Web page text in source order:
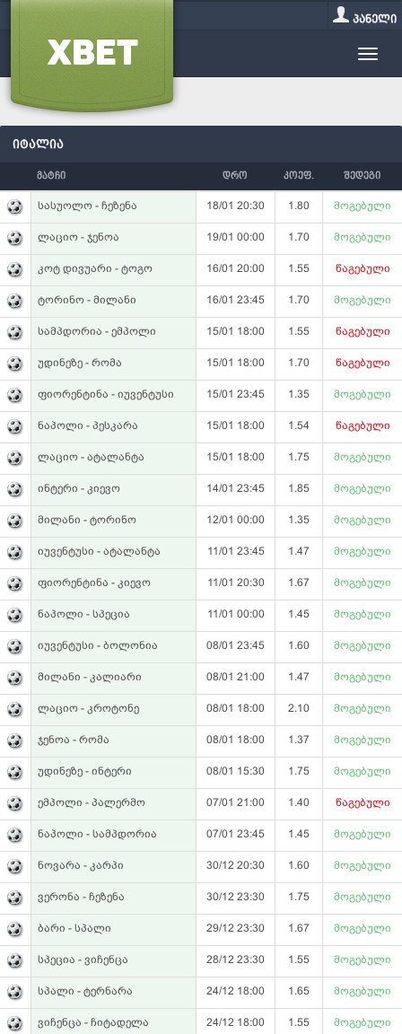
პანელი
იტალია
მატჩი დრო კოეფ. შედეგი
სასუოლო - ჩეზენა 18/01 20:30 1.80 მოგებული
ლაციო - ჯენოა 19/01 00:00 1.70 მოგებული
კოტ დივუარი - ტოგო 16/01 20:00 1.55 წაგებული
ტორინო - მილანი 16/01 23:45 1.70 მოგებული
სამპდორია - ემპოლი 15/01 18:00 1.55 წაგებული
უდინეზე - რომა 15/01 18:00 1.70 წაგებული
ფიორენტინა - იუვენტუსი 15/01 23:45 1.35 მოგებული
ნაპოლი - პესკარა 15/01 18:00 1.54 წაგებული
ლაციო - ატალანტა 15/01 18:00 1.75 მოგებული
ინტერი - კიევო 14/01 23:45 1.85 მოგებული
მილანი - ტორინო 12/01 00:00 1.35 მოგებული
იუვენტუსი - ატალანტა 11/01 23:45 1.47 მოგებული
ფიორენტინა - კიევო 11/01 20:30 1.67 მოგებული
ნაპოლი - სპეცია 11/01 00:00 1.45 მოგებული
იუვენტუსი - ბოლონია 08/01 23:45 1.60 მოგებული
მილანი - კალიარი 08/01 21:00 1.47 მოგებული
ლაციო - კროტონე 08/01 18:00 2.10 მოგებული
ჯენოა - რომა 08/01 18:00 1.37 მოგებული
უდინეზე - ინტერი 08/01 15:30 1.75 მოგებული
ემპოლი - პალერმო 07/01 21:00 1.40 წაგებული
ნაპოლი - სამპდორია 07/01 23:45 1.45 მოგებული
ნოვარა - კარპი 30/12 20:30 1.60 მოგებული
ვერონა - ჩეზენა 30/12 23:30 1.75 მოგებული
ბარი - სპალი 29/12 23:30 1.67 მოგებული
სპეცია - ვიჩენცა 28/12 23:30 1.55 მოგებული
სპალი - ტერნარა 24/12 18:00 1.65 მოგებული
ვიჩენცა - ჩიტადელა 24/12 18:00 1.55 მოგებული